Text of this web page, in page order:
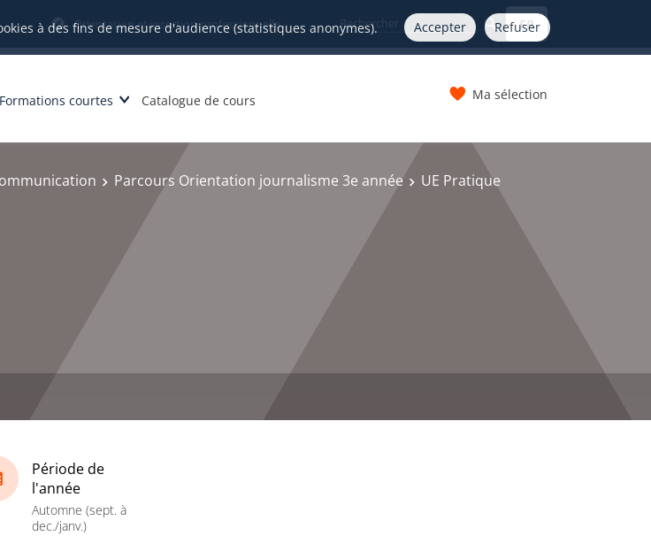
à des fins de mesure d'audience (statistiques anonymes). Accepter Refuser
Orientation et insertion professionnelle FR
Formations courtes Catalogue de cours Ma sélection
Parcours Orientation journalisme 3e année
UE Pratique
Période de
l'année
Automne (sept. à
dec./janv.)